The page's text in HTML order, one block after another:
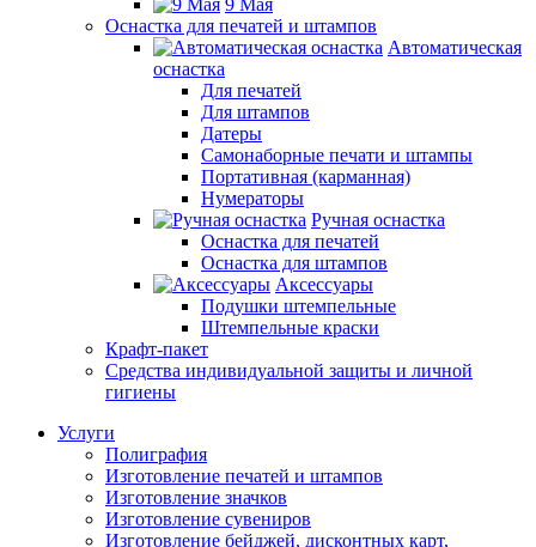
9 Мая
Оснастка для печатей и штампов
Автоматическая
оснастка
Для печатей
Для штампов
Датеры
Самонаборные печати и штампы
Портативная (карманная)
Нумераторы
Ручная оснастка
Оснастка для печатей
Оснастка для штампов
Аксессуары
Подушки штемпельные
Штемпельные краски
Крафт-пакет
Средства индивидуальной защиты и личной
гигиены
Услуги
Полиграфия
Изготовление печатей и штампов
Изготовление значков
Изготовление сувениров
Изготовление бейджей, дисконтных карт,